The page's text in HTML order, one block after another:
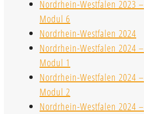
Nordrhein-Westfalen 2023 –
Modul 6
Nordrhein-Westfalen 2024
Nordrhein-Westfalen 2024 –
Modul 1
Nordrhein-Westfalen 2024 –
Modul 2
Nordrhein-Westfalen 2024 –